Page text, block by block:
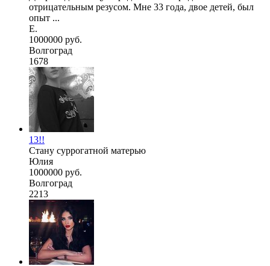
отрицательным резусом. Мне 33 года, двое детей, был
опыт ...
Е.
1000000 руб.
Волгоград
1678
13!!
Стану суррогатной матерью
Юлия
1000000 руб.
Волгоград
2213